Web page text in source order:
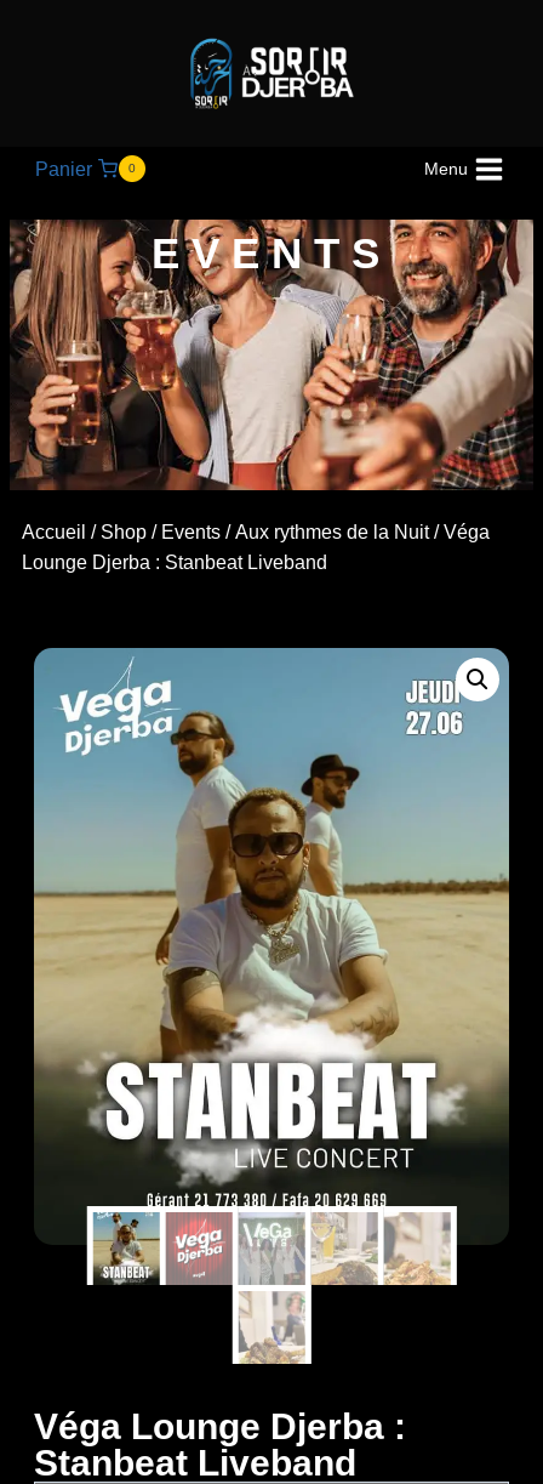
Panier 0 Menu
EVENTS
Accueil / Shop / Events /Aux rythmes de la Nuit/ Véga
Lounge Djerba : Stanbeat Liveband
Véga Lounge Djerba :
Stanbeat Liveband